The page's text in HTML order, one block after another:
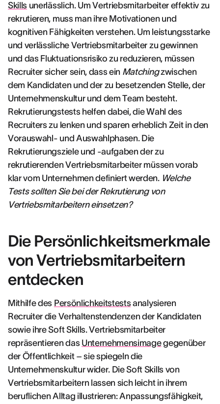
Skills unerlässlich. Um Vertriebsmitarbeiter effektiv zu
rekrutieren, muss man ihre Motivationen und
kognitiven Fähigkeiten verstehen. Um leistungsstarke
und verlässliche Vertriebsmitarbeiter zu gewinnen
und das Fluktuationsrisiko zu reduzieren, müssen
Recruiter sicher sein, dass ein Matchingzwischen
dem Kandidaten und der zu besetzenden Stelle, der
Unternehmenskultur und dem Team besteht.
Rekrutierungstests helfen dabei, die Wahl des
Recruiters zu lenken und sparen erheblich Zeit in den
Vorauswahl- und Auswahlphasen. Die
Rekrutierungsziele und -aufgaben der zu
rekrutierenden Vertriebsmitarbeiter müssen vorab
klar vom Unternehmen definiert werden. Welche
Tests sollten Sie bei der Rekrutierung von
Vertriebsmitarbeitern einsetzen?
Die Persönlichkeitsmerkmale
von Vertriebsmitarbeitern
entdecken
Mithilfe des Persönlichkeitstestsanalysieren
Recruiter die Verhaltenstendenzen der Kandidaten
sowie ihre Soft Skills. Vertriebsmitarbeiter
repräsentieren das Unternehmensimagegegenüber
der Öffentlichkeit – sie spiegeln die
Unternehmenskultur wider. Die Soft Skills von
Vertriebsmitarbeitern lassen sich leicht in ihrem
beruflichen Alltag illustrieren: Anpassungsfähigkeit,